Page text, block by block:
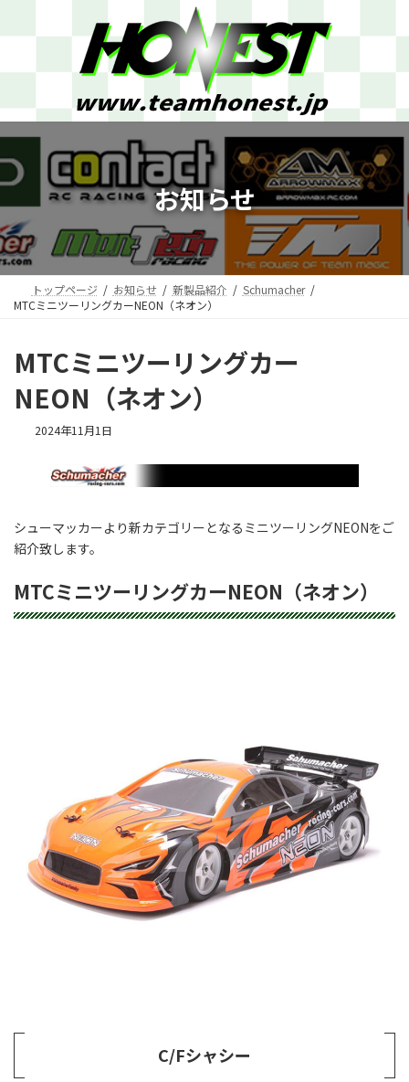
ス
キ
ッ
ン
に
移
お知らせ
トップページ お知らせ 新製品紹介
Schumacher
MTCミニツーリングカーNEON（ネオン）
MTCミニツーリングカー
NEON（ネオン）
2024年11月1日
シューマッカーより新カテゴリーとなるミニツーリングNEONをご
紹介致します。
MTCミニツーリングカーNEON（ネオン）
C/Fシャシー